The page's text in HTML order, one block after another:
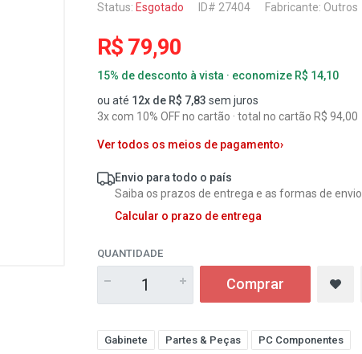
Status: Esgotado ID# 27404 Fabricante: Outros
R$ 79,90
15% de desconto à vista · economize R$ 14,10
ou até 12x de R$ 7,83 sem juros
3x com 10% OFF no cartão · total no cartão R$ 94,00
Ver todos os meios de pagamento›
Envio para todo o país
Saiba os prazos de entrega e as formas de envio.
Calcular o prazo de entrega
QUANTIDADE
Comprar
Gabinete Partes & Peças PC Componentes